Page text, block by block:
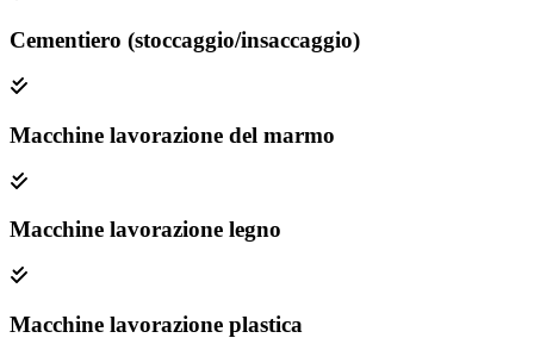
Cementiero (stoccaggio/insaccaggio)
Macchine lavorazione del marmo
Macchine lavorazione legno
Macchine lavorazione plastica